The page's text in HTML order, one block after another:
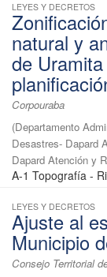
LEYES Y DECRETOS
natural y
de
Corpouraba
(Departamento
Desastres- Dapard
Dapard Atención y
A-1 Topografía -
LEYES Y DECRETOS
Ajuste al
Municipio
Consejo Territorial